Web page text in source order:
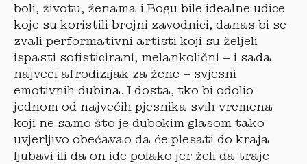
boli, životu, ženama i Bogu bile idealne udice
koje su koristili brojni zavodnici, danas bi se
zvali performativni artisti koji su željeli
ispasti sofisticirani, melankolični – i sada
najveći afrodizijak za žene – svjesni
emotivnih dubina. I dosta, tko bi odolio
jednom od najvećih pjesnika svih vremena
koji ne samo što je dubokim glasom tako
uvjerljivo obećavao da će plesati do kraja
ljubavi ili da on ide polako jer želi da traje